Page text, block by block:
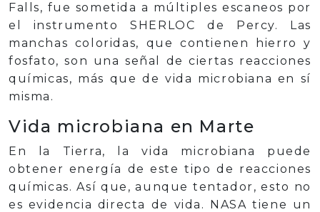
Falls, fue sometida a múltiples escaneos por
el instrumento SHERLOC de Percy. Las
manchas coloridas, que contienen hierro y
fosfato, son una señal de ciertas reacciones
químicas, más que de vida microbiana en sí
misma.
Vida microbiana en Marte
En la Tierra, la vida microbiana puede
obtener energía de este tipo de reacciones
químicas. Así que, aunque tentador, esto no
es evidencia directa de vida. NASA tiene un